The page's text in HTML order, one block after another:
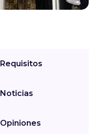
Requisitos
Noticias
Opiniones